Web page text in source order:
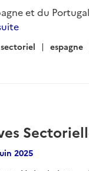
et du
sectoriel espagne
2025